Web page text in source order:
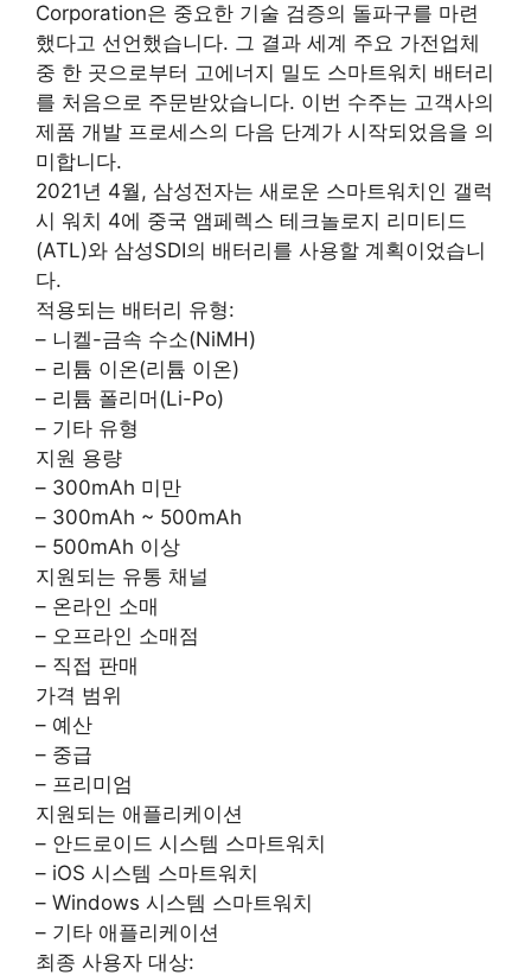
Corporation은 중요한 기술 검증의 돌파구를 마련
했다고 선언했습니다. 그 결과 세계 주요 가전업체
중 한 곳으로부터 고에너지 밀도 스마트워치 배터리
를 처음으로 주문받았습니다. 이번 수주는 고객사의
제품 개발 프로세스의 다음 단계가 시작되었음을 의
미합니다.
2021년 4월, 삼성전자는 새로운 스마트워치인 갤럭
시 워치 4에 중국 앰페렉스 테크놀로지 리미티드
(ATL)와 삼성SDI의 배터리를 사용할 계획이었습니
다.
적용되는 배터리 유형:
– 니켈-금속 수소(NiMH)
– 리튬 이온(리튬 이온)
– 리튬 폴리머(Li-Po)
– 기타 유형
지원 용량
– 300mAh 미만
– 300mAh ~ 500mAh
– 500mAh 이상
지원되는 유통 채널
– 온라인 소매
– 오프라인 소매점
– 직접 판매
가격 범위
– 예산
– 중급
– 프리미엄
지원되는 애플리케이션
– 안드로이드 시스템 스마트워치
– iOS 시스템 스마트워치
– Windows 시스템 스마트워치
– 기타 애플리케이션
최종 사용자 대상: